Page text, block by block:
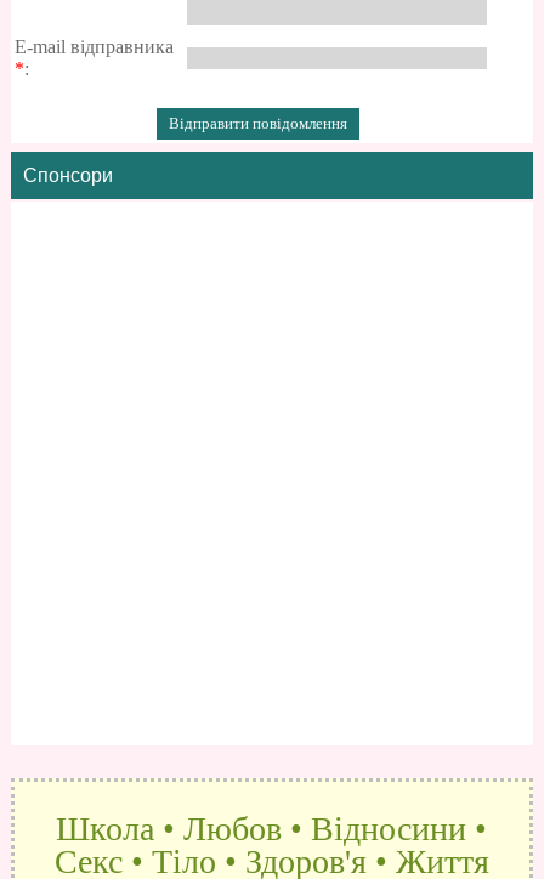
E-mail відправника
*:
Спонсори
Школа • Любов • Відносини •
Секс • Тіло • Здоров'я • Життя